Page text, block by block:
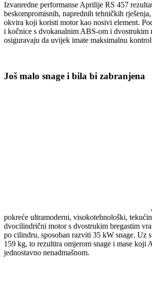
Izvanredne performanse Aprilije RS 457
beskompromisnih, naprednih tehničkih
okvira koji koristi motor kao nosivi element.
i kočnice s dvokanalnim ABS-om i dvostrukim
osiguravaju da uvijek imate maksimalnu
Još malo snage i bila bi zabranjena
pokreće ultramoderni, visokotehnološki,
dvocilindrični motor s dvostrukim bregastim
po cilindru, sposoban razviti 35 kW snage. Uz
159 kg, to rezultira omjerom snage i mase koji
jednostavno nenadmašnom.